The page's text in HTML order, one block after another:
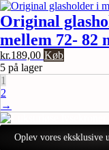
Original
mellem 72- 82
kr.189,00 Køb
5 på lager
1
2
→
Oplev vores eksklusive